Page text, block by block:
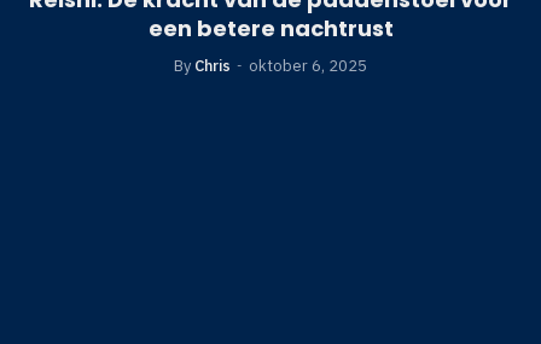
een betere nachtrust
By Chris oktober 6, 2025